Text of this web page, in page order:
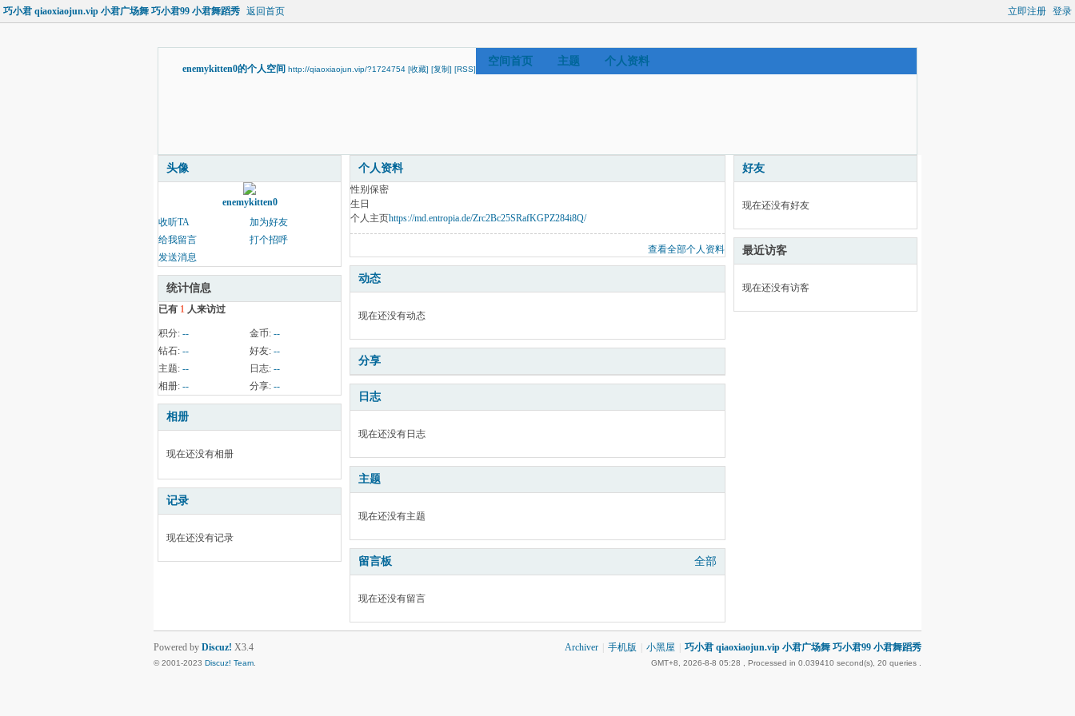
立即注册 登录
巧小君 qiaoxiaojun.vip 小君广场舞 巧小君99 小君舞蹈秀 返回首页
enemykitten0的个人空间 http://qiaoxiaojun.vip/?1724754 [收藏] [复制] [RSS]
空间首页 主题 个人资料
头像
enemykitten0
收听TA
加为好友
给我留言
打个招呼
发送消息
统计信息
已有 1 人来访过
积分: -- 金币: --
钻石: -- 好友: --
主题: -- 日志: --
相册: -- 分享: --
相册
现在还没有相册
记录
现在还没有记录
个人资料
性别 保密
生日
个人主页https://md.entropia.de/Zrc2Bc25SRafKGPZ284i8Q/
查看全部个人资料
动态
现在还没有动态
分享
日志
现在还没有日志
主题
现在还没有主题
留言板 全部
现在还没有留言
好友
现在还没有好友
最近访客
现在还没有访客
Archiver 手机版 小黑屋 巧小君 qiaoxiaojun.vip 小君广场舞 巧小君99 小君舞蹈秀
GMT+8, 2026-8-8 05:28 , Processed in 0.039410 second(s), 20 queries .
Powered by Discuz! X3.4
© 2001-2023 Discuz! Team